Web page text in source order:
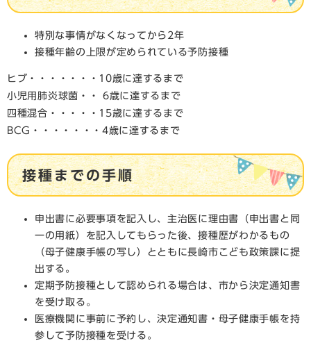
特別な事情がなくなってから2年
接種年齢の上限が定められている予防接種
ヒブ・・・・・・・10歳に達するまで
小児用肺炎球菌・・ 6歳に達するまで
四種混合・・・・・15歳に達するまで
BCG・・・・・・・4歳に達するまで
接種までの手順
申出書に必要事項を記入し、主治医に理由書（申出書と同
一の用紙）を記入してもらった後、接種歴がわかるもの
（母子健康手帳の写し）とともに長崎市こども政策課に提
出する。
定期予防接種として認められる場合は、市から決定通知書
を受け取る。
医療機関に事前に予約し、決定通知書・母子健康手帳を持
参して予防接種を受ける。